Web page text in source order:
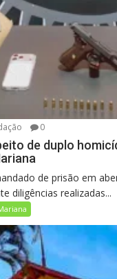
0
de duplo
de prisão em
diligências realizadas...